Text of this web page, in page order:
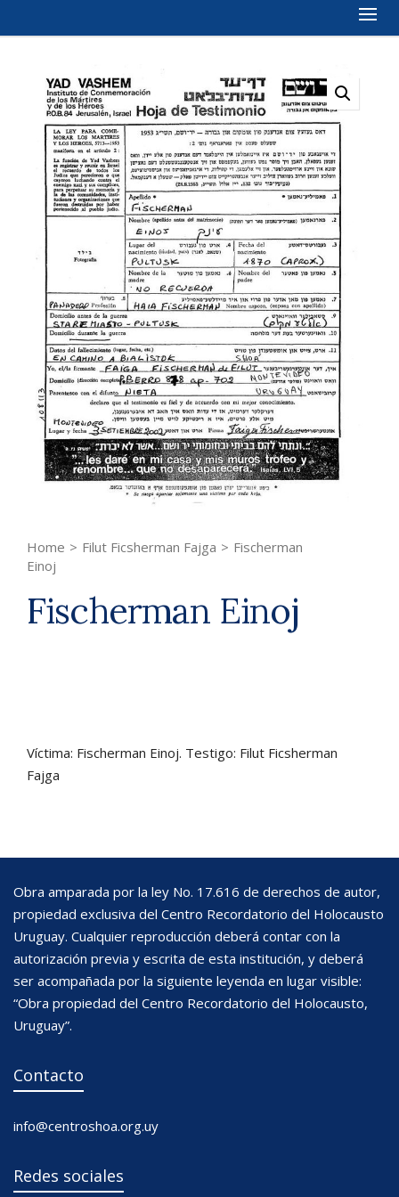
Home > Filut Ficsherman Fajga > Fischerman
Einoj
Fischerman Einoj
Víctima: Fischerman Einoj. Testigo: Filut Ficsherman
Fajga
Obra amparada por la ley No. 17.616 de derechos de autor,
propiedad exclusiva del Centro Recordatorio del Holocausto
Uruguay. Cualquier reproducción deberá contar con la
autorización previa y escrita de esta institución, y deberá
ser acompañada por la siguiente leyenda en lugar visible:
“Obra propiedad del Centro Recordatorio del Holocausto,
Uruguay”.
Contacto
info@centroshoa.org.uy
Redes sociales